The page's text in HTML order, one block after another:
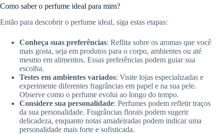
Como saber o perfume ideal para mim?
Então para descobrir o perfume ideal, siga estas etapas:
Conheça suas preferências: Reflita sobre os aromas que você
mais gosta, seja em produtos para o corpo, ambientes ou até
mesmo em alimentos. Essas preferências podem guiar sua
escolha.
Testes em ambientes variados: Visite lojas especializadas e
experimente diferentes fragrâncias em papel e na sua pele.
Observe como o perfume evolui ao longo do tempo.
Considere sua personalidade: Perfumes podem refletir traços
da sua personalidade. Fragrâncias florais podem sugerir
delicadeza, enquanto notas amadeiradas podem indicar uma
personalidade mais forte e sofisticada.